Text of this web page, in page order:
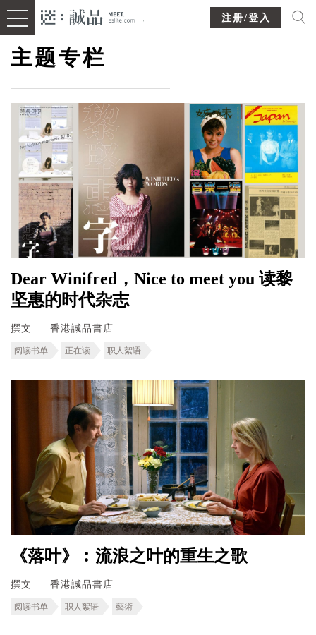
注册/登入
主题专栏
Dear Winifred，Nice to meet you 读黎
坚惠的时代杂志
撰文 香港誠品書店
阅读书单 正在读 职人絮语
《落叶》︰流浪之叶的重生之歌
撰文 香港誠品書店
阅读书单 职人絮语 藝術